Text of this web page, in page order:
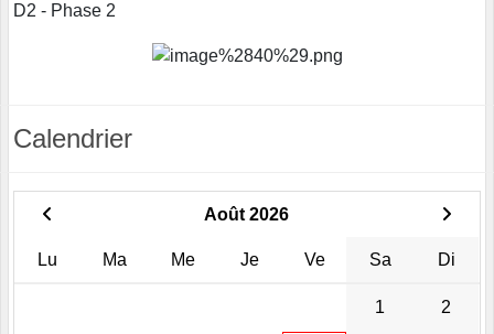
D2 - Phase 2
Calendrier
Août 2026
Lu Ma Me Je Ve Sa Di
1 2